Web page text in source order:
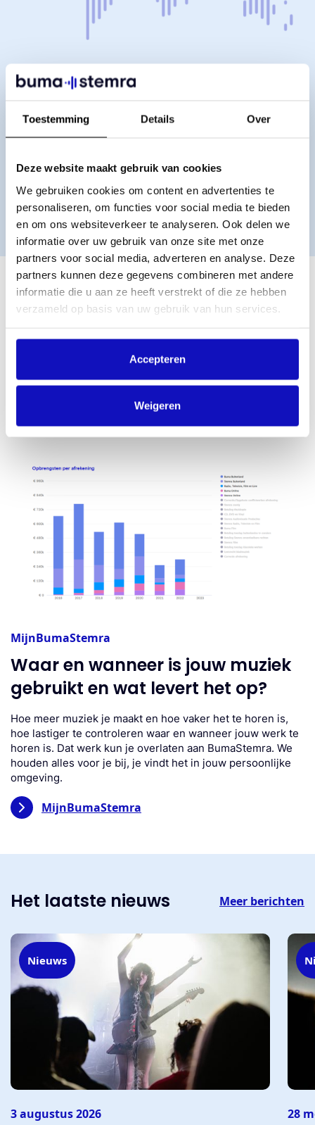
Toestemming Details Over
Deze website maakt gebruik van cookies
We gebruiken cookies om content en advertenties te
personaliseren, om functies voor social media te bieden
en om ons websiteverkeer te analyseren. Ook delen we
informatie over uw gebruik van onze site met onze
partners voor social media, adverteren en analyse. Deze
partners kunnen deze gegevens combineren met andere
informatie die u aan ze heeft verstrekt of die ze hebben
verzameld op basis van uw gebruik van hun services.
Accepteren
Weigeren
We werken samen met meer
dan 100+ landen
weten dat internationale samenwerking ons sterker
Lees mee over BumaStemra Global
Wil je zakelijk gebruik maken
Vraag dan hier een licentie aan
MijnBumaStemra
Waar en wanneer is jouw muziek
gebruikt en wat levert het op?
Hoe meer muziek je maakt en hoe vaker het te horen is,
hoe lastiger te controleren waar en wanneer jouw werk te
horen is. Dat werk kun je overlaten aan BumaStemra. We
houden alles voor je bij, je vindt het in jouw persoonlijke
omgeving.
MijnBumaStemra
Het laatste nieuws Meer berichten
Nieuws
3 augustus 2026 28